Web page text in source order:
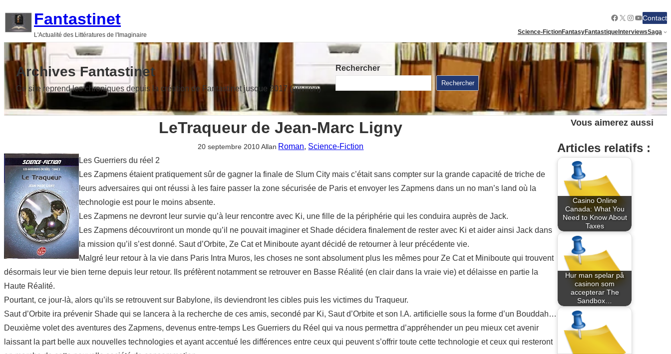
Fantastinet
L'Actualité des Littératures de l'Imaginaire
Facebook
X Instagram
YouTube
Contact
Science-FictionFantasyFantastiqueInterviewsSaga
Archives Fantastinet
Ce site reprend les chroniques depuis la création de Fantastinet jusque 2017 (environ)
Rechercher
Rechercher
LeTraqueur de Jean-Marc Ligny
20 septembre 2010 Allan Roman, Science-Fiction
Les Guerriers du réel 2
Les Zapmens étaient pratiquement sûr de gagner la finale de Slum City mais c’était sans compter sur la grande capacité de triche de
leurs adversaires qui ont réussi à les faire passer la zone sécurisée de Paris et envoyer les Zapmens dans un no man’s land où la
technologie est pour le moins absente.
Les Zapmens ne devront leur survie qu’à leur rencontre avec Ki, une fille de la périphérie qui les conduira auprès de Jack.
Les Zapmens découvriront un monde qu’il ne pouvait imaginer et Shade décidera finalement de rester avec Ki et aider ainsi Jack dans
la mission qu’il s’est donné. Saut d’Orbite, Ze Cat et Miniboute ayant décidé de retourner à leur précédente vie.
Malgré leur retour à la vie dans Paris Intra Muros, les choses ne sont absolument plus les mêmes pour Ze Cat et Miniboute qui trouvent
désormais leur vie bien terne depuis leur retour. Ils préfèrent notamment se retrouver en Basse Réalité (en clair dans la vraie vie) et délaisse en partie la
Haute Réalité.
Pourtant, ce jour-là, alors qu’ils se retrouvent sur Babylone, ils deviendront les cibles puis les victimes du Traqueur.
Saut d’Orbite ira prévenir Shade qui se lancera à la recherche de ces amis, secondé par Ki, Saut d’Orbite et son I.A. artificielle sous la forme d’un Bouddah…
Deuxième volet des aventures des Zapmens, devenus entre-temps Les Guerriers du Réel qui va nous permettra d’appréhender un peu mieux cet avenir
laissant la part belle aux nouvelles technologies et ayant accentué les différences entre ceux qui peuvent s’offrir toute cette technologie et ceux qui resteront
Vous aimerez aussi
Articles relatifs :
Casino Online
Canada: What You
Need to Know About
Taxes
Hur man spelar på
casinon som
accepterar The
Sandbox…